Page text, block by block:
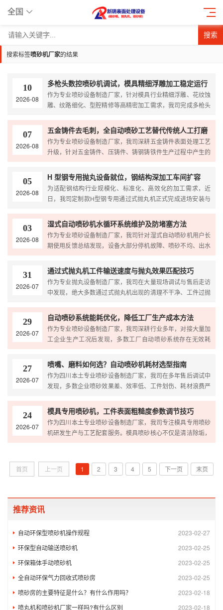
全国
搜索
搜索标签喷砂机厂家的结果
10
2026-08
多枪头数控喷砂机调试，模具精细浮雕加工稳定运行
作为专业喷砂设备制造厂家，针对模具行业精细浮雕、花纹蚀
雕、纹路细化、型腔精修等高精密加工需求，我司完成多枪头
批量、高稳定、高精度自动化量产运行。该设备专为高端模具
精细化表面处理研发，彻底...
07
2026-08
五金铸件去毛刺，全自动喷砂工艺替代传统人工打磨
作为专业喷砂设备制造厂家，我司深耕五金铸件表面处理工艺
升级，针对五金铸件、压铸件、铸钢铸铁件生产过程中产生的
飞边、毛刺、刀口、氧化皮问题，推出全自动喷砂去毛刺新工
艺，完美替代传统人工打磨、砂轮抛光、手持打磨等老旧工
序。目前大量五金、铸造、汽...
05
2026-08
H 型钢专用抛丸设备就位，钢结构深加工车间扩容
为适配钢结构行业规模化、标准化、高效化的加工需求，近
日，我司定制款H型钢专用通过式抛丸机正式完成进场安装与
H型钢、工字钢、槽钢、钢板、钢结构型材的除锈、除氧化
皮、应力消除、涂装预处理专项...
03
2026-08
湿式自动喷砂机水循环系统维护及防堵塞方法
作为专业喷砂设备制造厂家，我司针对湿式自动喷砂机用户长
期使用反馈总结发现，设备大部分停机故障、喷砂不均、出水
偏小、水质浑浊等问题，均来源于水循环系统维护不到位与管
路堵塞。湿式喷砂机依靠水砂混合循环作业，相比干式设备，
水体杂质沉淀、滤芯堵塞、...
31
2026-07
通过式抛丸机工件输送速度与抛丸效果匹配技巧
作为专业抛丸设备制造厂家，我司在大量现场调试与售后走访
中发现，绝大多数通过式抛丸机出现的清理不干净、工件过抛
障，而是工件输送速度与抛丸强度不匹配造成。通过式抛丸机
依靠连续输送、动态抛射完成...
29
2026-07
自动喷砂系统能耗优化，降低工厂生产成本方法
作为专业喷砂设备制造厂家，我司深耕行业多年，对接大量加
工企业生产工况后发现，多数工厂自动喷砂系统存在无效耗
电、磨料损耗大、设备运维能耗高等问题。很多企业只关注设
备产能，却忽视操作不规范、设备老化、参数不合理带来的隐
形能耗浪费，长期拉高整体生...
27
2026-07
喷嘴、磨料如何选？自动喷砂机耗材选型指南
作为四川本土专业喷砂设备制造厂家，我司在多年售后调试中
发现，多数企业喷砂效果差、效率低、工件划伤、耗材浪费严
喷嘴和磨料是自动喷砂机的核心耗材，直接决定喷砂力度、表
面粗糙度、清理效率与工件...
24
2026-07
模具专用喷砂机，工件表面粗糙度参数调节技巧
作为四川本土专业喷砂设备制造厂家，我司专注模具专用喷砂
机研发生产与工艺配套服务。模具喷砂核心不仅是清洁除垢，
更关键是精准把控工件表面粗糙度，适配脱模、注塑外观、产
度不一、纹理过深、表面发...
首页 上一页 1 2 3 4 5 下一页 末页
推荐资讯
2023-02-27
自动环保型喷砂机操作规程
2023-02-25
环保型自动输送喷砂机
2023-02-25
环保箱体手动喷砂机
2023-02-25
全自动环保气力回收式喷砂房
2023-02-18
喷砂房的主要特征是什么？有什么作用吗？
2023-02-18
喷丸机和喷砂机厂家一样吗?有什么区别